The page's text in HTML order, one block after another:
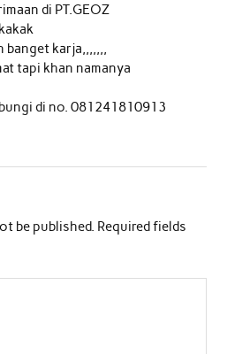
di PT.GEOZ
banget karja,,,,,,,
tapi khan namanya
di no. 081241810913
be published. Required fields